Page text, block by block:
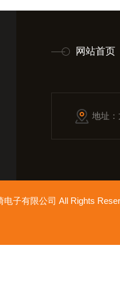
网站首页
地址
电子有限公司 All Rights